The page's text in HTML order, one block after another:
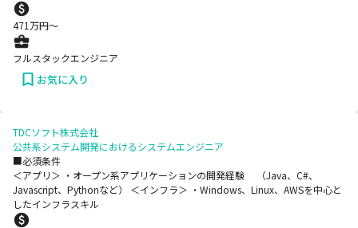
471万円〜
フルスタックエンジニア
お気に入り
TDCソフト株式会社
公共系システム開発におけるシステムエンジニア
■必須条件
＜アプリ＞ ・オープン系アプリケーションの開発経験 （Java、C#、
Javascript、Pythonなど） ＜インフラ＞ ・Windows、Linux、AWSを中心と
したインフラスキル